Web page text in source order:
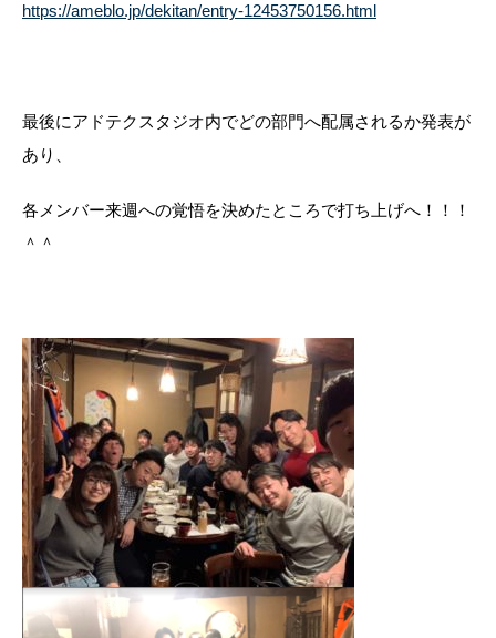
https://ameblo.jp/dekitan/entry-12453750156.html
最後にアドテクスタジオ内でどの部門へ配属されるか発表が
あり、
各メンバー来週への覚悟を決めたところで打ち上げへ！！！
＾＾